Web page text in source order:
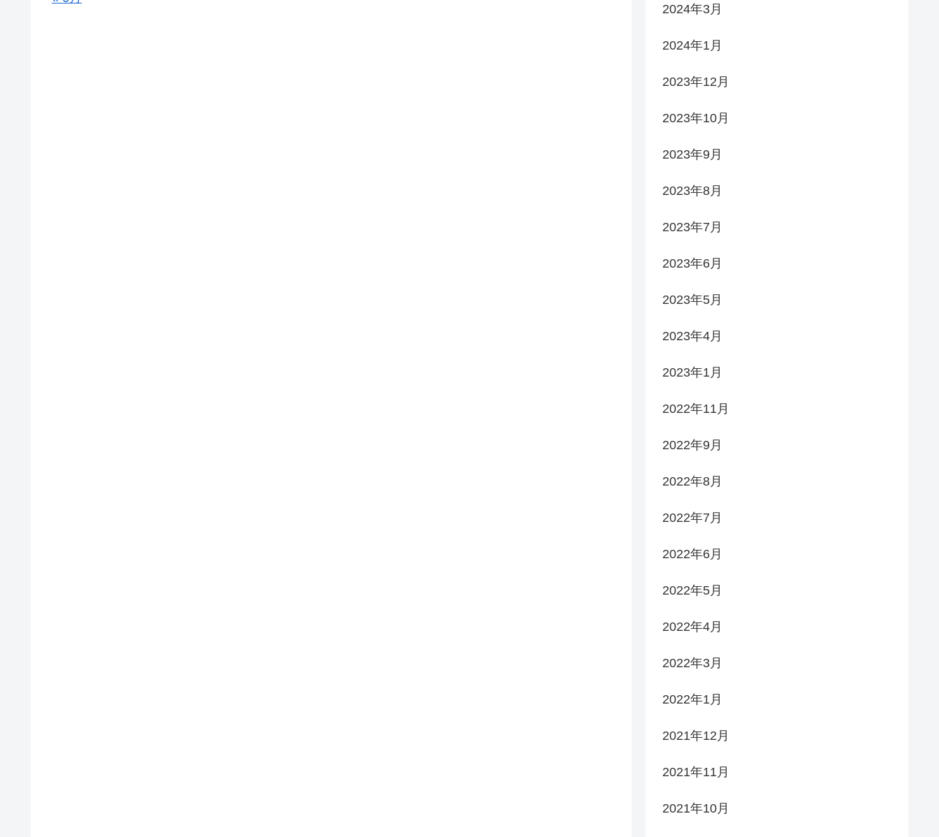
2024年3月
2024年1月
2023年12月
2023年10月
2023年9月
2023年8月
2023年7月
2023年6月
2023年5月
2023年4月
2023年1月
2022年11月
2022年9月
2022年8月
2022年7月
2022年6月
2022年5月
2022年4月
2022年3月
2022年1月
2021年12月
2021年11月
2021年10月